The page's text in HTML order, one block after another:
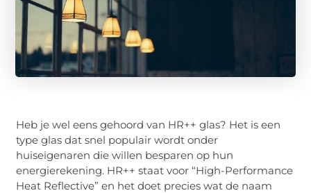
Heb je wel eens gehoord van HR++ glas? Het is een
type glas dat snel populair wordt onder
huiseigenaren die willen besparen op hun
energierekening. HR++ staat voor “High-Performance
Heat Reflective” en het doet precies wat de naam